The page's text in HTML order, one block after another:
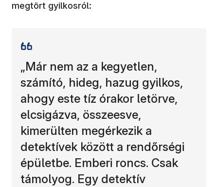
megtört gyilkosról:
„Már nem az a kegyetlen,
számító, hideg, hazug gyilkos,
ahogy este tíz órakor letörve,
elcsigázva, összeesve,
kimerülten megérkezik a
detektívek között a rendőrségi
épületbe. Emberi roncs. Csak
támolyog. Egy detektív